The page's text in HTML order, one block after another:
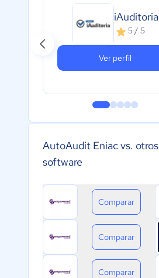
iAuditoria
5 / 5
Ver perfil
AutoAudit Eniac vs. otros
software
Comparar
Comparar
Comparar